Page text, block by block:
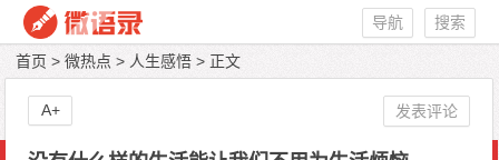
搜索
导航
首页 >微热点 > 人生感悟 > 正文
发表评论
A+